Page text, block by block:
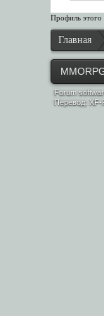
Профиль этого
Главная
Forum
Перевод:XF-